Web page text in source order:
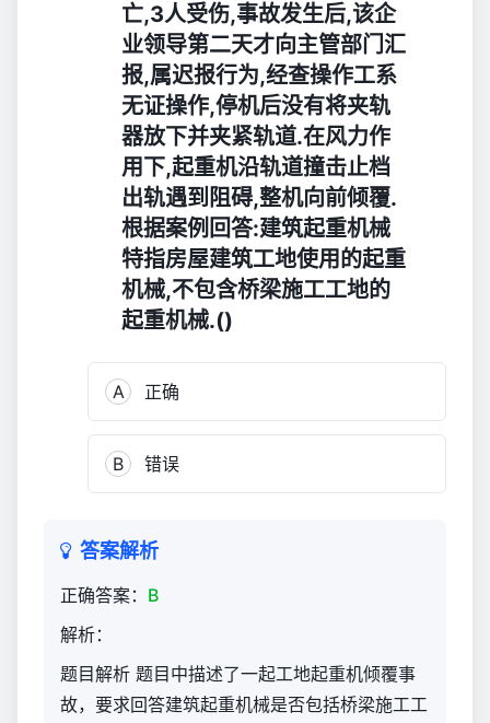
亡,3人受伤,事故发生后,该企
业领导第二天才向主管部门汇
报,属迟报行为,经查操作工系
无证操作,停机后没有将夹轨
器放下并夹紧轨道.在风力作
用下,起重机沿轨道撞击止档
出轨遇到阻碍,整机向前倾覆.
根据案例回答:建筑起重机械
特指房屋建筑工地使用的起重
机械,不包含桥梁施工工地的
起重机械.()
A 正确
B 错误
答案解析
正确答案： B
解析：
题目解析 题目中描述了一起工地起重机倾覆事
故，要求回答建筑起重机械是否包括桥梁施工工